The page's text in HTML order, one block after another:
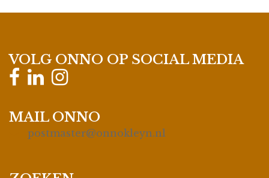
VOLG ONNO OP SOCIAL MEDIA
MAIL ONNO
postmaster@onnokleyn.nl